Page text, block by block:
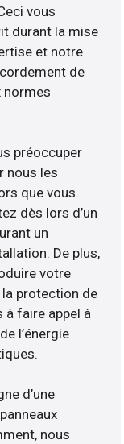
vous
durant la mise
et notre
de
normes
préoccuper
nous les
que vous
dès lors d’un
un
De plus,
votre
protection de
à faire appel à
l’énergie
d’une
nous